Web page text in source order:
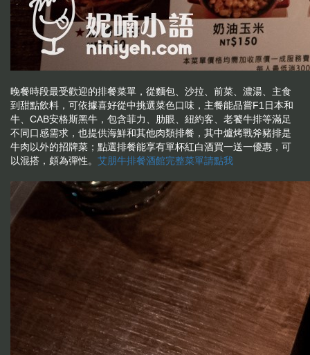
晚餐時段最受歡迎的排餐菜單，從麵包、沙拉、前菜、濃湯、主食
到甜點飲料，可依據喜好從中挑選菜色口味，主餐能品嘗F1日本和
牛、CAB安格斯黑牛，包含菲力、肋眼、紐約客、老饕牛排等滿足
不同口感需求，也提供海鮮和其他肉類排餐，其中爐烤戰斧豬排是
牛肉以外的招牌菜；點選排餐能享有單杯紅白酒買一送一優惠，可
以混搭，頗為彈性。 艾朋牛排餐酒館完整菜單請點我